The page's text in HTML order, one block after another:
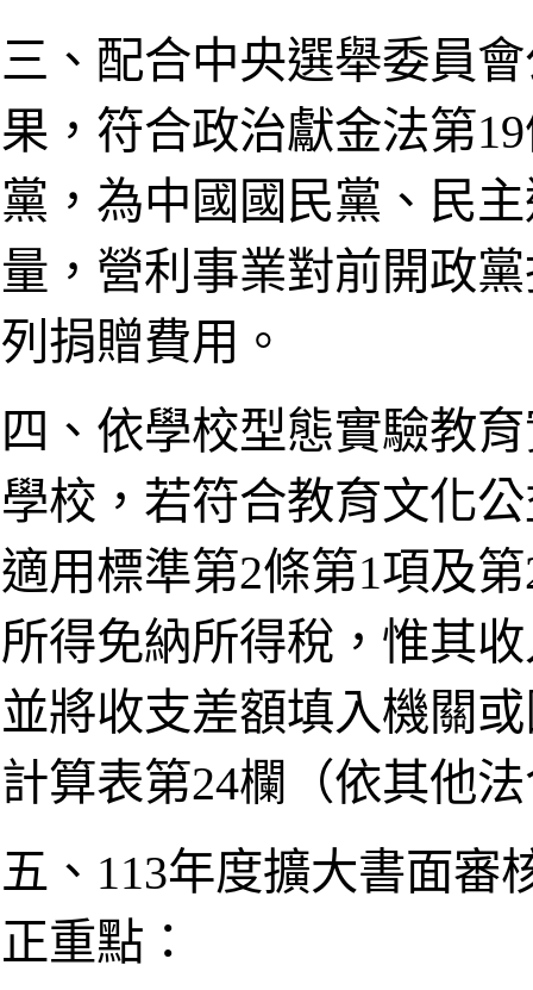
三、配合中央選舉委員
果，符合政治獻金法第
黨，為中國國民黨、民
量，營利事業對前開政
列捐贈費用。
四、依學校型態實驗教
學校，若符合教育文化
適用標準第2條第1項及
所得免納所得稅，惟其
並將收支差額填入機關
計算表第24欄（依其他
五、113年度擴大書面審
正重點：